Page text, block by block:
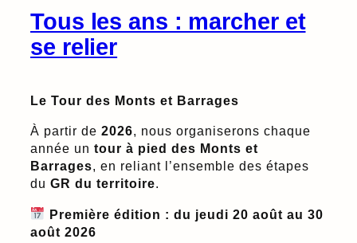
Tous les ans : marcher et
se relier
Le Tour des Monts et Barrages
À partir de 2026, nous organiserons chaque
année un tour à pied des Monts et
Barrages, en reliant l’ensemble des étapes
du GR du territoire.
Première édition : du jeudi 20 août au 30
août 2026